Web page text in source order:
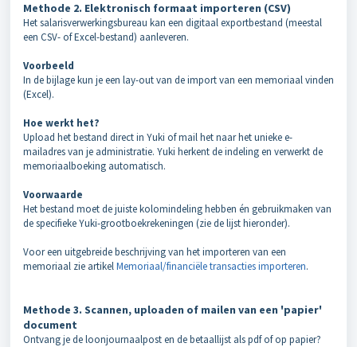
Methode 2. Elektronisch formaat importeren (CSV)
Het salarisverwerkingsbureau kan een digitaal exportbestand (meestal
een CSV- of Excel-bestand) aanleveren.
Voorbeeld
In de bijlage kun je een lay-out van de import van een memoriaal vinden
(Excel).
Hoe werkt het?
Upload het bestand direct in Yuki of mail het naar het unieke e-
mailadres van je administratie. Yuki herkent de indeling en verwerkt de
memoriaalboeking automatisch.
Voorwaarde
Het bestand moet de juiste kolomindeling hebben én gebruikmaken van
de specifieke Yuki-grootboekrekeningen (zie de lijst hieronder).
Voor een uitgebreide beschrijving van het importeren van een
memoriaal zie artikelMemoriaal/financiële transacties importeren.
Methode 3. Scannen, uploaden of mailen van een 'papier'
document
Ontvang je de loonjournaalpost en de betaallijst als pdf of op papier?